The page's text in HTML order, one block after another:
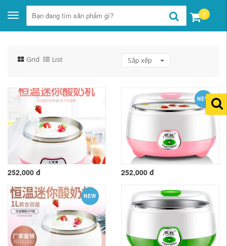
Toggle
navigation
0
Grid List Sắp xếp
252,000 đ
NEW
252,000 đ
NEW